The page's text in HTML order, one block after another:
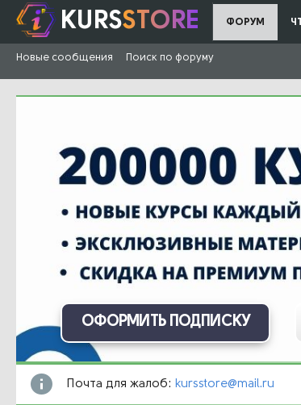
KURSSTORE ФОРУМ
Новые сообщения Поиск по форуму
ОФОРМИТЬ ПОДПИСКУ
Почта для жалоб: kursstore@mail.ru